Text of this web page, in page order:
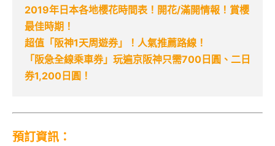
2019年日本各地櫻花時間表！開花/滿開情報！賞櫻
最佳時期！
超值「阪神1天周遊券」！人氣推薦路線！
「阪急全線乘車券」玩遍京阪神只需700日圓、二日
券1,200日圓！
預訂資訊：